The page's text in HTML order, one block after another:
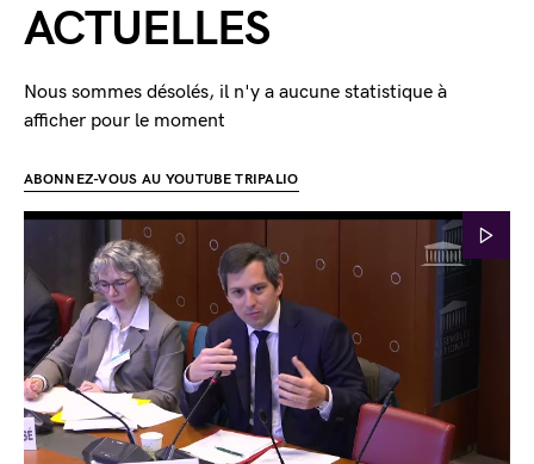
ACTUELLES
Nous sommes désolés, il n'y a aucune statistique à
afficher pour le moment
ABONNEZ-VOUS AU YOUTUBE TRIPALIO